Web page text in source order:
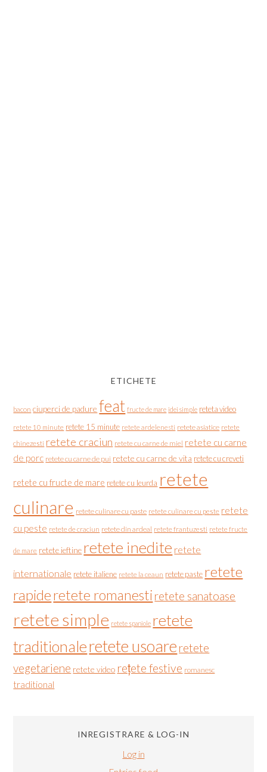
ETICHETE
bacon ciuperci de padure feat fructe de mare idei simple reteta video
retete 10 minute retete 15 minute retete ardelenesti retete asiatice retete
chinezesti retete craciun retete cu carne de miel retete cu carne
de porc retete cu carne de pui retete cu carne de vita retete cu creveti
retete cu fructe de mare retete cu leurda retete
culinare retete culinare cu paste retete culinare cu peste retete
cu peste retete de craciun retete din ardeal retete frantuzesti retete fructe
de mare retete ieftine retete inedite retete
internationale retete italiene retete la ceaun retete paste retete
rapideretete romanesti retete sanatoase
retete simple retete spaniole retete
traditionaleretete usoare retete
vegetariene retete video rețete festive romanesc
traditional
INREGISTRARE & LOG-IN
Log in